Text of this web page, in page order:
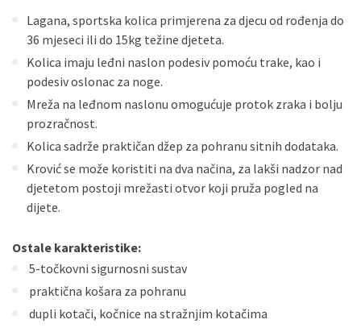
Sve banke Visa
Jednokratno
Sve banke
Master
Sve banke
Maestro
Jednokratno
ECC
Discover
Lagana, sportska kolica primjerena za djecu od rođenja do
36 mjeseci ili do 15kg težine djeteta.
Kolica imaju leđni naslon podesiv pomoću trake, kao i
podesiv oslonac za noge.
Mreža na leđnom naslonu omogućuje protok zraka i bolju
prozračnost.
Kolica sadrže praktičan džep za pohranu sitnih dodataka.
Krović se može koristiti na dva načina, za lakši nadzor nad
djetetom postoji mrežasti otvor koji pruža pogled na
dijete.
Ostale karakteristike:
5-točkovni sigurnosni sustav
praktična košara za pohranu
dupli kotači, kočnice na stražnjim kotačima